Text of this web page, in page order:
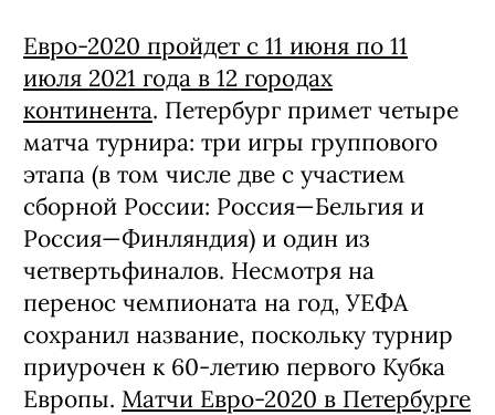
Евро-2020 пройдет с 11 июня по 11
июля 2021 года в 12 городах
континента. Петербург примет четыре
матча турнира: три игры группового
этапа (в том числе две с участием
сборной России: Россия—Бельгия и
Россия—Финляндия) и один из
четвертьфиналов. Несмотря на
перенос чемпионата на год, УЕФА
сохранил название, поскольку турнир
приурочен к 60-летию первого Кубка
Европы. Матчи Евро-2020 в Петербурге